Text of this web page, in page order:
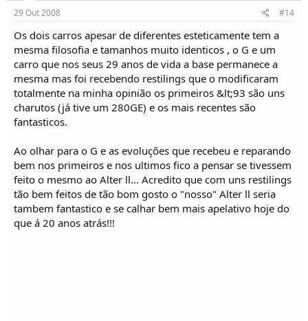
29 Out 2008 #14
Os dois carros apesar de diferentes esteticamente tem a
mesma filosofia e tamanhos muito identicos , o G e um
carro que nos seus 29 anos de vida a base permanece a
mesma mas foi recebendo restilings que o modificaram
totalmente na minha opinião os primeiros &lt;93 são uns
charutos (já tive um 280GE) e os mais recentes são
fantasticos.
Ao olhar para o G e as evoluções que recebeu e reparando
bem nos primeiros e nos ultimos fico a pensar se tivessem
feito o mesmo ao Alter ll... Acredito que com uns restilings
tão bem feitos de tão bom gosto o "nosso" Alter ll seria
tambem fantastico e se calhar bem mais apelativo hoje do
que á 20 anos atrás!!!